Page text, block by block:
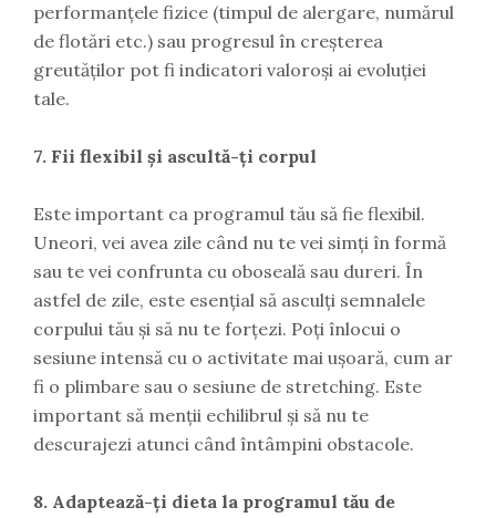
performanțele fizice (timpul de alergare, numărul
de flotări etc.) sau progresul în creșterea
greutăților pot fi indicatori valoroși ai evoluției
tale.
7. Fii flexibil și ascultă-ți corpul
Este important ca programul tău să fie flexibil.
Uneori, vei avea zile când nu te vei simți în formă
sau te vei confrunta cu oboseală sau dureri. În
astfel de zile, este esențial să asculți semnalele
corpului tău și să nu te forțezi. Poți înlocui o
sesiune intensă cu o activitate mai ușoară, cum ar
fi o plimbare sau o sesiune de stretching. Este
important să menții echilibrul și să nu te
descurajezi atunci când întâmpini obstacole.
8. Adaptează-ți dieta la programul tău de